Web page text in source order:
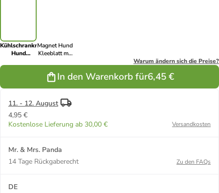
Kühlschrankmagnet
Hund
mit Spruch in
Magnet Hund
Kleeblatt mit
Warum ändern sich die Preise?
In den Warenkorb für6,45 €
11. - 12. August
4,95 €
Kostenlose Lieferung ab 30,00 €
Versandkosten
Mr. & Mrs. Panda
14 Tage Rückgaberecht
Zu den FAQs
DE